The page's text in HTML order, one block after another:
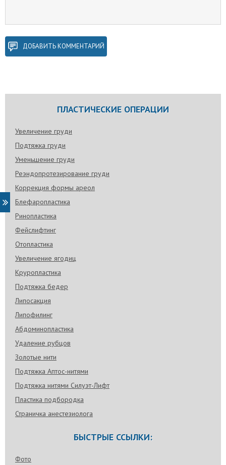
ДОБАВИТЬ КОММЕНТАРИЙ
ПЛАСТИЧЕСКИЕ ОПЕРАЦИИ
Увеличение груди
Подтяжка груди
Уменьшение груди
Реэндопротезирование груди
Коррекция формы ареол
Блефаропластика
Ринопластика
Фейслифтинг
Отопластика
Увеличение ягодиц
Круропластика
Подтяжка бедер
Липосакция
Липофилинг
Абдоминопластика
Удаление рубцов
Золотые нити
Подтяжка Аптос-нитями
Подтяжка нитями Силуэт-Лифт
Пластика подбородка
Страничка анестезиолога
БЫСТРЫЕ ССЫЛКИ:
Фото